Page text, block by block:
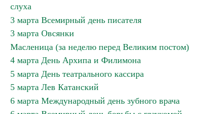
слуха
3 марта Всемирный день писателя
3 марта Овсянки
Масленица (за неделю перед Великим постом)
4 марта День Архипа и Филимона
5 марта День театрального кассира
5 марта Лев Катанский
6 марта Международный день зубного врача